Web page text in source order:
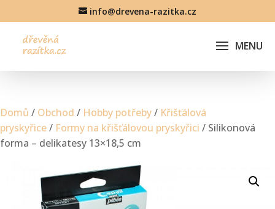
info@drevena-razitka.cz
Domů / Obchod / Hobby potřeby/ Křišťálová
pryskyřice/ Formy na křišťálovou pryskyřici / Silikonová
forma – delikatesy 13×18,5 cm